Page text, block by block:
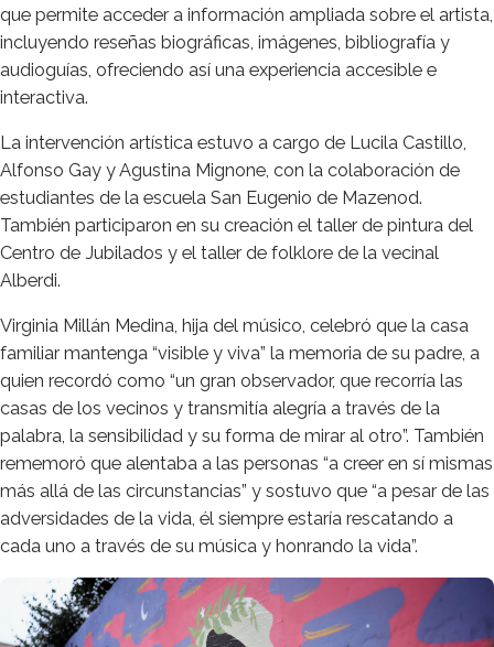
que permite acceder a información ampliada sobre el artista,
incluyendo reseñas biográficas, imágenes, bibliografía y
audioguías, ofreciendo así una experiencia accesible e
interactiva.
La intervención artística estuvo a cargo de Lucila Castillo,
Alfonso Gay y Agustina Mignone, con la colaboración de
estudiantes de la escuela San Eugenio de Mazenod.
También participaron en su creación el taller de pintura del
Centro de Jubilados y el taller de folklore de la vecinal
Alberdi.
Virginia Millán Medina, hija del músico, celebró que la casa
familiar mantenga “visible y viva” la memoria de su padre, a
quien recordó como “un gran observador, que recorría las
casas de los vecinos y transmitía alegría a través de la
palabra, la sensibilidad y su forma de mirar al otro”. También
rememoró que alentaba a las personas “a creer en sí mismas
más allá de las circunstancias” y sostuvo que “a pesar de las
adversidades de la vida, él siempre estaría rescatando a
cada uno a través de su música y honrando la vida”.